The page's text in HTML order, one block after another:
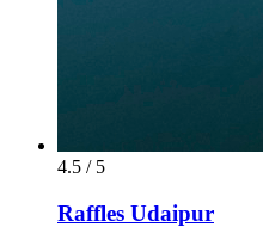
4.5 / 5
Raffles Udaipur